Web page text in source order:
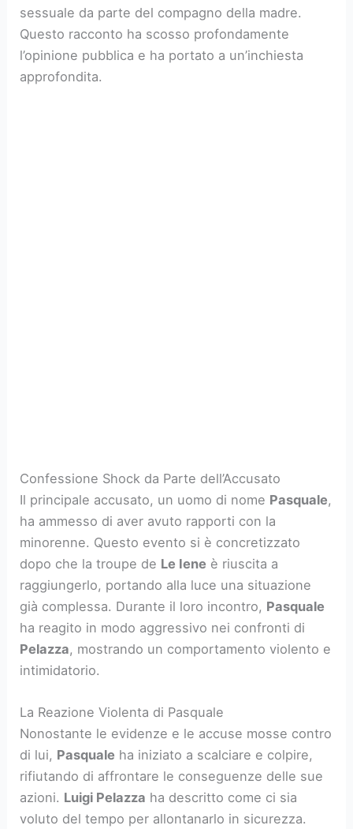
sessuale da parte del compagno della madre.
Questo racconto ha scosso profondamente
l’opinione pubblica e ha portato a un’inchiesta
approfondita.
Confessione Shock da Parte dell’Accusato
Il principale accusato, un uomo di nome Pasquale,
ha ammesso di aver avuto rapporti con la
minorenne. Questo evento si è concretizzato
dopo che la troupe de Le Iene è riuscita a
raggiungerlo, portando alla luce una situazione
già complessa. Durante il loro incontro, Pasquale
ha reagito in modo aggressivo nei confronti di
Pelazza, mostrando un comportamento violento e
intimidatorio.
La Reazione Violenta di Pasquale
Nonostante le evidenze e le accuse mosse contro
di lui, Pasquale ha iniziato a scalciare e colpire,
rifiutando di affrontare le conseguenze delle sue
azioni. Luigi Pelazza ha descritto come ci sia
voluto del tempo per allontanarlo in sicurezza.